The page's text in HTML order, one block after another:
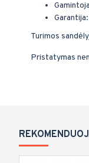
Turimos
Pristatymas